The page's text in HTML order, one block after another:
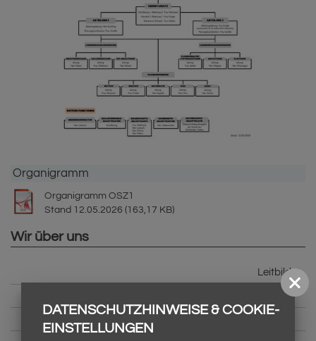
Organigramm
Organigramm OSZ1
Stand 12.05.2026 (163,17 KB)
Wir über uns
Leitbild
Schulprogramm
DATENSCHUTZHINWEISE & COOKIE-
EINSTELLUNGEN